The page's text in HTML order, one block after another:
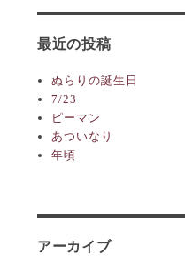
最近の投稿
ぬらりの誕生日
7/23
ピーマン
あついなり
年頃
アーカイブ